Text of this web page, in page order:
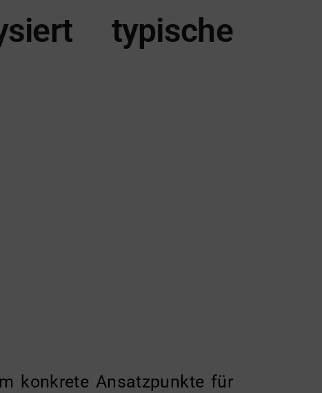
typische
konkrete Ansatzpunkte für